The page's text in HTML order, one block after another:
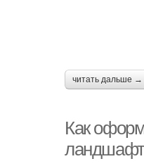
читать дальше →
Как